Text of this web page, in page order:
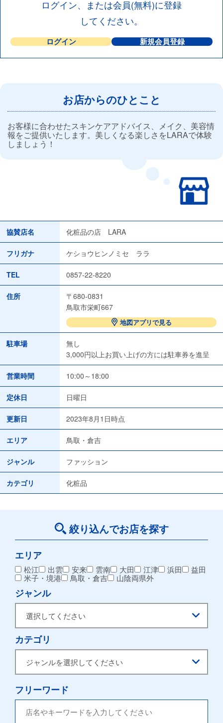
ログイン、または会員(無料)に登録
してください。
ログイン 新規会員登録
お店からのひとこと
お客様に合わせたスキンケアアドバイス、メイク、美容情
報をご提供いたします。美しくなる楽しさをLARAで体験
しましょう！
協賛店名 化粧品の店 LARA
フリガナ ケショウヒンノミセ ララ
TEL 0857-22-8220
住所
〒680-0831
鳥取市栄町667
地図アプリで見る
駐車場
無し
3,000円以上お買い上げの方には駐車券を進呈
営業時間 10:00～18:00
定休日 日曜日
更新日 2023年8月1日時点
エリア 鳥取・倉吉
ジャンル ファッション
カテゴリ 化粧品
絞り込んでお店を探す
エリア
松江 出雲 安来 雲南 大田 江津 浜田
益田
米子・境港
鳥取・倉吉 山陰両県外
ジャンル
カテゴリ
フリーワード